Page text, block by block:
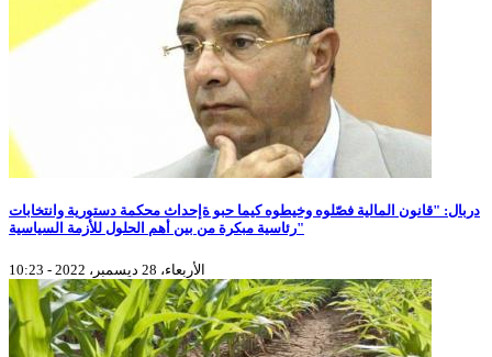
دربال: "قانون المالية فصّلوه وخيطوه كيما حبو ةإحداث محكمة دستورية وانتخابات
رئاسية مبكرة من بين أهم الحلول للأزمة السياسية"
الأربعاء، 28 ديسمبر، 2022 - 10:23